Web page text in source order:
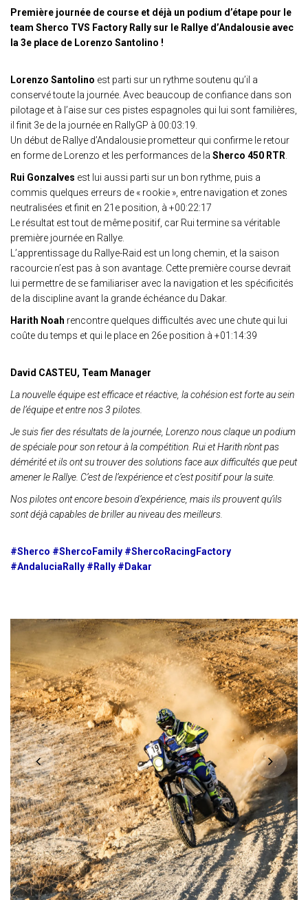
Première journée de course et déjà un podium d’étape pour le
team Sherco TVS Factory Rally sur le Rallye d’Andalousie avec
la 3e place de Lorenzo Santolino !
Lorenzo Santolino est parti sur un rythme soutenu qu’il a
conservé toute la journée. Avec beaucoup de confiance dans son
pilotage et à l’aise sur ces pistes espagnoles qui lui sont familières,
il finit 3e de la journée en RallyGP à 00:03:19.
Un début de Rallye d’Andalousie prometteur qui confirme le retour
en forme de Lorenzo et les performances de la Sherco 450 RTR
Rui Gonzalves est lui aussi parti sur un bon rythme, puis a
commis quelques erreurs de « rookie », entre navigation et zones
neutralisées et finit en 21e position, à +00:22:17
Le résultat est tout de même positif, car Rui termine sa véritable
première journée en Rallye.
L’apprentissage du Rallye-Raid est un long chemin, et la saison
racourcie n’est pas à son avantage. Cette première course devrait
lui permettre de se familiariser avec la navigation et les spécificités
de la discipline avant la grande échéance du Dakar.
Harith Noah rencontre quelques difficultés avec une chute qui lui
coûte du temps et qui le place en 26e position à +01:14:39
David CASTEU, Team Manager
La nouvelle équipe est efficace et réactive, la cohésion est forte au sein
de l’équipe et entre nos 3 pilotes.
Je suis fier des résultats de la journée, Lorenzo nous claque un podium
de spéciale pour son retour à la compétition. Rui et Harith n’ont pas
démérité et ils ont su trouver des solutions face aux difficultés que peut
amener le Rallye. C’est de l’expérience et c’est positif pour la suite.
Nos pilotes ont encore besoin d’expérience, mais ils prouvent qu’ils
sont déjà capables de briller au niveau des meilleurs.
#Sherco #ShercoFamily #ShercoRacingFactory
#AndaluciaRally #Rally #Dakar